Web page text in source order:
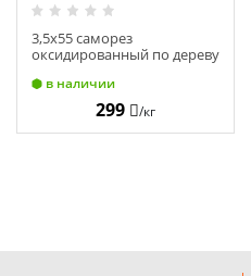
3,5х55 саморез
оксидированный по дереву
в наличии
299 /кг